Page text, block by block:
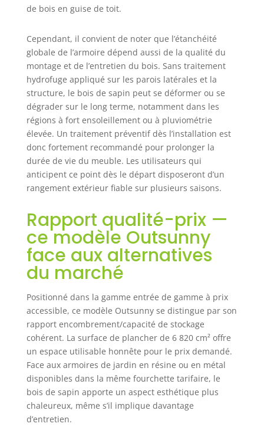
de bois en guise de toit.
Cependant, il convient de noter que l’étanchéité
globale de l’armoire dépend aussi de la qualité du
montage et de l’entretien du bois. Sans traitement
hydrofuge appliqué sur les parois latérales et la
structure, le bois de sapin peut se déformer ou se
dégrader sur le long terme, notamment dans les
régions à fort ensoleillement ou à pluviométrie
élevée. Un traitement préventif dès l’installation est
donc fortement recommandé pour prolonger la
durée de vie du meuble. Les utilisateurs qui
anticipent ce point dès le départ disposeront d’un
rangement extérieur fiable sur plusieurs saisons.
Rapport qualité-prix —
ce modèle Outsunny
face aux alternatives
du marché
Positionné dans la gamme entrée de gamme à prix
accessible, ce modèle Outsunny se distingue par son
rapport encombrement/capacité de stockage
cohérent. La surface de plancher de 6 820 cm² offre
un espace utilisable honnête pour le prix demandé.
Face aux armoires de jardin en résine ou en métal
disponibles dans la même fourchette tarifaire, le
bois de sapin apporte un aspect esthétique plus
chaleureux, même s’il implique davantage
d’entretien.